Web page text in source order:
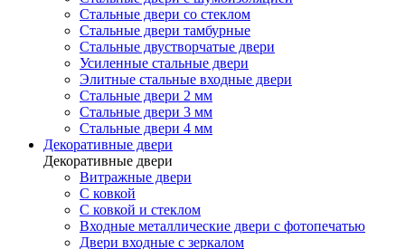
Стальные двери со стеклом
Стальные двери тамбурные
Стальные двустворчатые двери
Усиленные стальные двери
Элитные стальные входные двери
Стальные двери 2 мм
Стальные двери 3 мм
Стальные двери 4 мм
Декоративные двери
Декоративные двери
Витражные двери
С ковкой
С ковкой и стеклом
Входные металлические двери с фотопечатью
Двери входные с зеркалом